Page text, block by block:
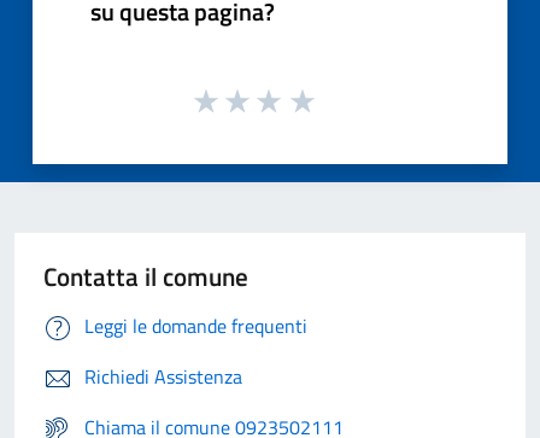
su questa pagina?
Contatta il comune
Leggi le domande frequenti
Richiedi Assistenza
Chiama il comune 0923502111